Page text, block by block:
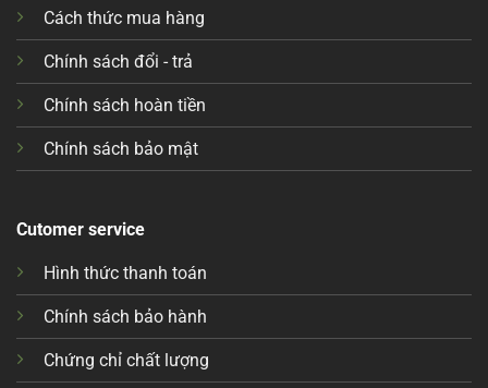
Cách thức mua hàng
Chính sách đổi - trả
Chính sách hoàn tiền
Chính sách bảo mật
Cutomer service
Hình thức thanh toán
Chính sách bảo hành
Chứng chỉ chất lượng